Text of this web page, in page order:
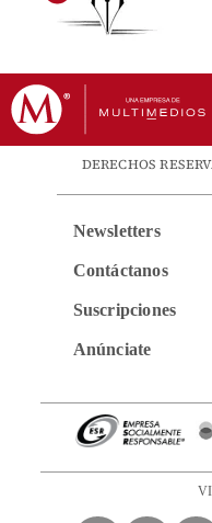
DERECHOS
Newsletters
Contáctanos
Suscripciones
Anúnciate